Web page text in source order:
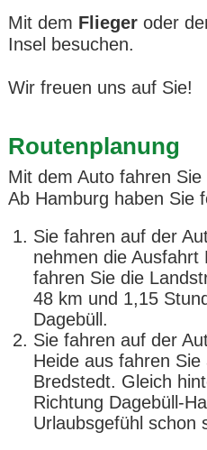
Mit dem Flieger oder
Insel besuchen.
Wir freuen uns auf Sie!
Routenplanung
Mit dem Auto fahren
Ab Hamburg haben Sie
Sie fahren auf der
nehmen die Ausfahrt
fahren Sie die
48 km und 1,15
Dagebüll.
Sie fahren auf der
Heide aus fahren
Bredstedt. Gleich
Richtung Dagebüll-
Urlaubsgefühl schon